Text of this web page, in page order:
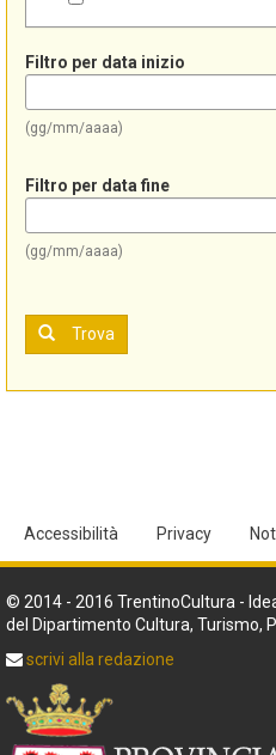
Filtro per data inizio
(gg/mm/aaaa)
Filtro per data fine
(gg/mm/aaaa)
Trova
Accessibilità Privacy
© 2014 - 2016 TrentinoCultura -
del Dipartimento Cultura, Turismo,
scrivi alla redazione